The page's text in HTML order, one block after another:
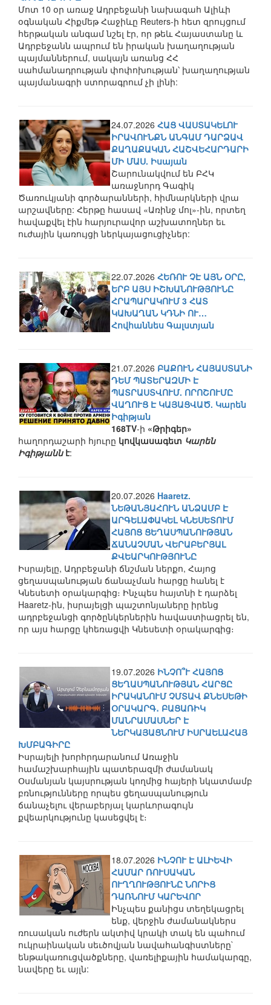
Մոտ 10 օր առաջ Ադրբեջանի նախագահ Ալիևի
օգնական Հիքմեթ Հաջիևը Reuters-ի հետ զրույցում
հերթական անգամ նշել էր, որ թեև Հայաստանը և
Ադրբեջանն ապրում են իրական խաղաղության
պայմաններում, սակայն առանց ՀՀ
սահմանադրության փոփոխության՝ խաղաղության
պայմանագրի ստորագրում չի լինի:
24.07.2026 ՀԱՑ ՎԱՍՏԱԿԵԼՈՒ
ԻՐԱՎՈՒՆՔՆ ԱՆԳԱՄ ԴԱՐՁԱՎ
ՔԱՂԱՔԱԿԱՆ ՀԱՇՎԵՀԱՐԴԱՐԻ
ՄԻ ՄԱՍ. Իսայան
Շարունակվում են ԲՀԿ
առաջնորդ Գագիկ
Ծառուկյանի գործարանների, հիմնարկների վրա
արշավները: Հերթը հասավ «Առինջ մոլ»-ին, որտեղ
հավաքվել էին հարյուրավոր աշխատողներ եւ
ուժային կառույցի ներկայացուցիչներ:
22.07.2026 ՀԵՌՈՒ ՉԷ ԱՅՆ ՕՐԸ,
ԵՐԲ ԱՅՍ ԻՇԽԱՆՈՒԹՅՈՒՆԸ
ՀՐԱՊԱՐԱԿՈՒՄ 3 ՀԱՏ
ԿԱԽԱՂԱՆ ԿԴՆԻ ՈՒ…
Հովհաննես Գալստյան
21.07.2026 ԲԱՔՈՒՆ ՀԱՅԱՍՏԱՆԻ
ԴԵՄ ՊԱՏԵՐԱԶՄԻ Է
ՊԱՏՐԱՍՏՎՈՒՄ. ՈՐՈՇՈՒՄԸ
ՎԱՂՈՒՑ Է ԿԱՅԱՑՎԱԾ. Կարեն
Իգիթյան
168TV-ի «Թրիգեր»
հաղորդաշարի հյուրը կովկասագետ Կարեն
Իգիթյաննէ:
20.07.2026 Haaretz.
ՆԵԹԱՆՅԱՀՈՒՆ ԱՆՁԱՄԲ Է
ԱՐԳԵԼԱՓԱԿԵԼ ԿՆԵՍԵՏՈՒՄ
ՀԱՅՈՑ ՑԵՂԱՍՊԱՆՈՒԹՅԱՆ
ՃԱՆԱՉՄԱՆ ՎԵՐԱԲԵՐՅԱԼ
ՔՎԵԱՐԿՈՒԹՅՈՒՆԸ
Իսրայելը, Ադրբեջանի ճնշման ներքո, Հայոց
ցեղասպանության ճանաչման հարցը հանել է
Կնեսետի օրակարգից։ Ինչպես հայտնի է դարձել
Haaretz-ին, իսրայելցի պաշտոնյաները իրենց
ադրբեջանցի գործընկերներին հավաստիացրել են,
որ այս հարցը կհեռացվի Կնեսետի օրակարգից։
19.07.2026 ԻՆՉՈ՞Ւ ՀԱՅՈՑ
ՑԵՂԱՍՊԱՆՈՒԹՅԱՆ ՀԱՐՑԸ
ԻՐԱԿԱՆՈՒՄ ՉՄՏԱՎ ՔՆԵՍԵԹԻ
ՕՐԱԿԱՐԳ․ ԲԱՑԱՌԻԿ
ՄԱՆՐԱՄԱՍՆԵՐ Է
ՆԵՐԿԱՅԱՑՆՈՒՄ ԻՍՐԱԵԼԱՀԱՅ
ԽՄԲԱԳԻՐԸ
Իսրայելի խորհրդարանում Առաջին
համաշխարհային պատերազմի ժամանակ
Օսմանյան կայսրության կողմից հայերի նկատմամբ
բռնությունները որպես ցեղասպանություն
ճանաչելու վերաբերյալ կարևորագույն
քվեարկությունը կասեցվել է։
18.07.2026 ԻՆՉՈՒ Է ԱԼԻԵՎԻ
ՀԱՄԱՐ ՌՈՒՍԱԿԱՆ
ՈՒՂՂՈՒԹՅՈՒՆԸ ՆՈՐԻՑ
ԴԱՌՆՈՒՄ ԿԱՐԵՎՈՐ
Ինչպես քանիցս տեղեկացրել
ենք, վերջին ժամանակներս
ռուսական ուժերն ակտիվ կրակի տակ են պահում
ուկրաինական սեւծովյան նավահանգիստները`
ենթակառուցվածքները, վառելիքային համակարգը,
նավերը եւ այլն: